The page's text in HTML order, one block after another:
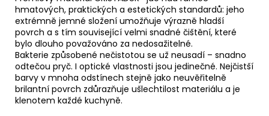
hmatových, praktických a estetických standardů: jeho
extrémně jemné složení umožňuje výrazně hladší
povrch a s tím související velmi snadné čištění, které
bylo dlouho považováno za nedosažitelné.
Bakterie způsobené nečistotou se už neusadí – snadno
odtečou pryč. I optické vlastnosti jsou jedinečné. Nejčistší
barvy v mnoha odstínech stejně jako neuvěřitelně
brilantní povrch zdůrazňuje ušlechtilost materiálu a je
klenotem každé kuchyně.